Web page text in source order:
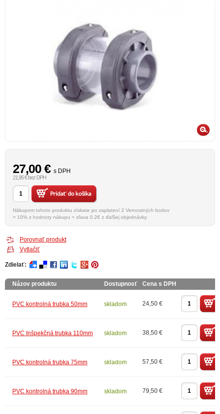
27,00 € s DPH
21,95 € bez DPH
Nákupom tohoto produktu získate po zaplatení 2 Vernostných bodov
= 10% z hodnoty nákupu = zľava 0.2€ z ďaľšej objednávky
Porovnať produkt
Vytlačiť
Zdielať:
Názov produktu Dostupnosť Cena s DPH
PVC kontrolná trubka 50mm skladom 24,50 €
PVC Inšpekčná trubka 110mm skladom 38,50 €
PVC kontrolná trubka 75mm skladom 57,50 €
PVC kontrolná trubka 90mm skladom 79,50 €